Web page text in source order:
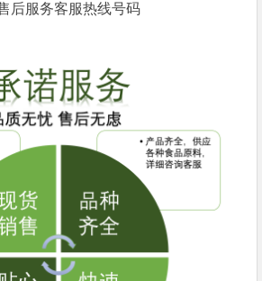
后服务客服热线号码